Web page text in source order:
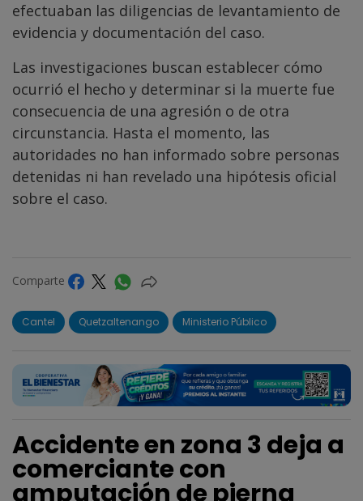
efectuaban las diligencias de levantamiento de
evidencia y documentación del caso.
Las investigaciones buscan establecer cómo
ocurrió el hecho y determinar si la muerte fue
consecuencia de una agresión o de otra
circunstancia. Hasta el momento, las
autoridades no han informado sobre personas
detenidas ni han revelado una hipótesis oficial
sobre el caso.
Comparte
Cantel Quetzaltenango Ministerio Público
Accidente en zona 3 deja a
comerciante con
amputación de pierna